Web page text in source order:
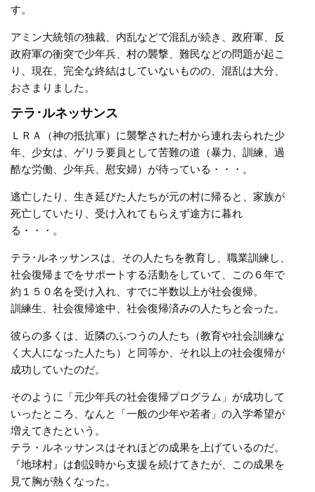
す。
アミン大統領の独裁、内乱などで混乱が続き、政府軍、反
政府軍の衝突で少年兵、村の襲撃、難民などの問題が起こ
り、現在、完全な終結はしていないものの、混乱は大分、
おさまりました。
テラ･ルネッサンス
ＬＲＡ（神の抵抗軍）に襲撃された村から連れ去られた少
年、少女は、ゲリラ要員として苦難の道（暴力、訓練、過
酷な労働、少年兵、慰安婦）が待っている・・・。
逃亡したり、生き延びた人たちが元の村に帰ると、家族が
死亡していたり、受け入れてもらえず途方に暮れ
る・・・。
テラ･ルネッサンスは、その人たちを教育し、職業訓練し、
社会復帰までをサポートする活動をしていて、この６年で
約１５０名を受け入れ、すでに半数以上が社会復帰。
訓練生、社会復帰途中、社会復帰済みの人たちと会った。
彼らの多くは、近隣のふつうの人たち（教育や社会訓練な
く大人になった人たち）と同等か、それ以上の社会復帰が
成功していたのだ。
そのように「元少年兵の社会復帰プログラム」が成功して
いったところ、なんと「一般の少年や若者」の入学希望が
増えてきたという。
テラ・ルネッサンスはそれほどの成果を上げているのだ。
『地球村』は創設時から支援を続けてきたが、この成果を
見て胸が熱くなった。